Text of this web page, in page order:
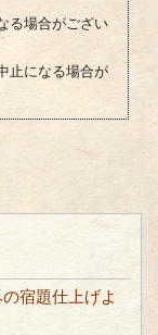
る場合がござい
止になる場合が
宿題仕上げよ